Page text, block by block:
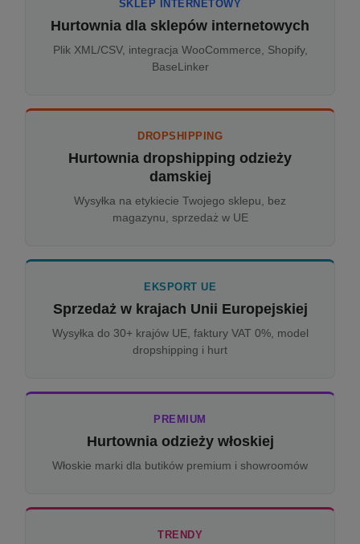
SKLEP INTERNETOWY
Hurtownia dla sklepów internetowych
Plik XML/CSV, integracja WooCommerce, Shopify,
BaseLinker
DROPSHIPPING
Hurtownia dropshipping odzieży
damskiej
Wysyłka na etykiecie Twojego sklepu, bez
magazynu, sprzedaż w UE
EKSPORT UE
Sprzedaż w krajach Unii Europejskiej
Wysyłka do 30+ krajów UE, faktury VAT 0%, model
dropshipping i hurt
PREMIUM
Hurtownia odzieży włoskiej
Włoskie marki dla butików premium i showroomów
TRENDY